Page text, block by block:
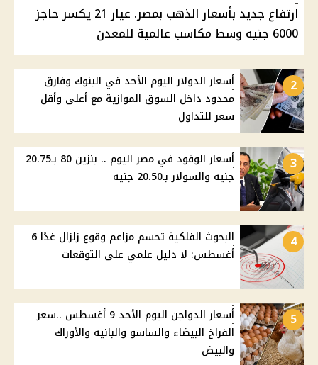
ارتفاع جديد بأسعار الذهب بمصر. عيار 21 يكسر حاجز
6000 جنيه وسط مكاسب عالمية للمعدن
2
أسعار الدولار اليوم الأحد في البنوك وفارق
محدود داخل السوق الموازية مع أعلى وأقل
سعر للتداول
3
أسعار الوقود في مصر اليوم .. بنزين 80 بـ20.75
جنيه والسولار بـ20.50 جنيه
4
البحوث الفلكية تحسم مزاعم وقوع زلزال غدًا 6
أغسطس: لا دليل علمي على التوقعات
5
أسعار الدواجن اليوم الأحد 9 أغسطس ..سعر
الفراخ البيضاء والساسو والبانيه والأوراك
والبيض